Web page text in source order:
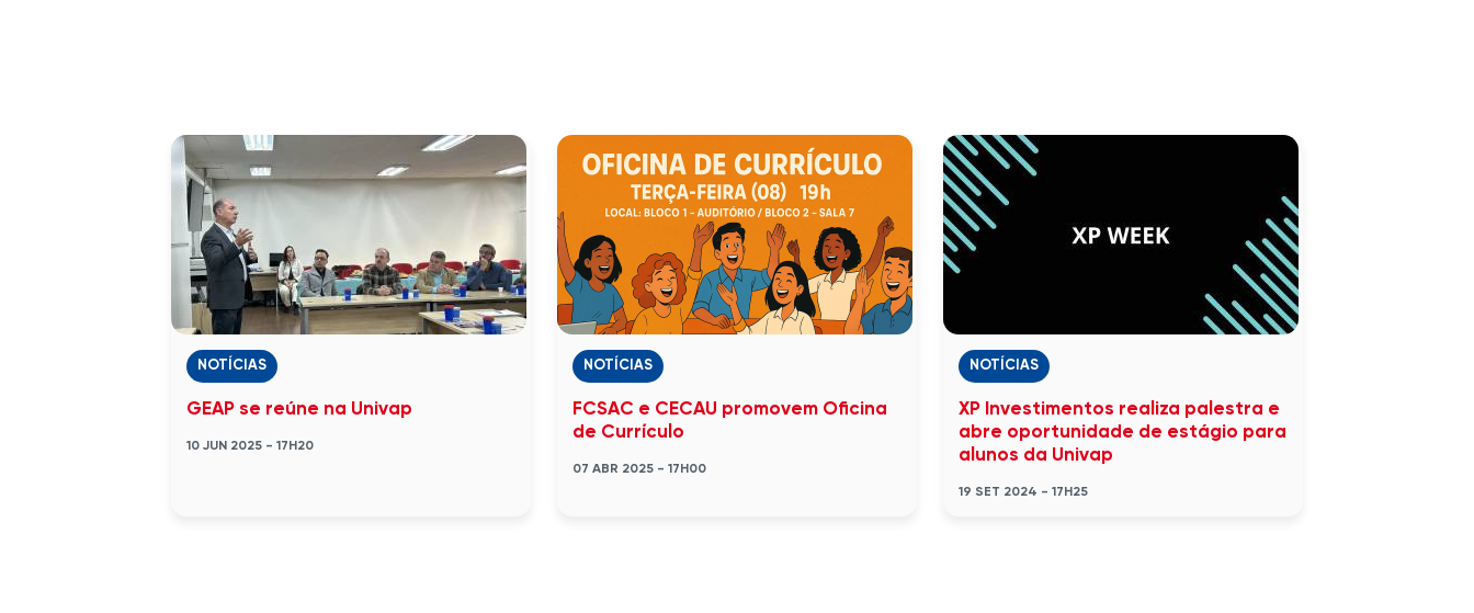
NOTÍCIAS
GEAP se reúne na Univap
10 JUN 2025 - 17H20
NOTÍCIAS
FCSAC e CECAU promovem Oficina
de Currículo
07 ABR 2025 - 17H00
NOTÍCIAS
XP Investimentos realiza palestra e
abre oportunidade de estágio para
alunos da Univap
19 SET 2024 - 17H25